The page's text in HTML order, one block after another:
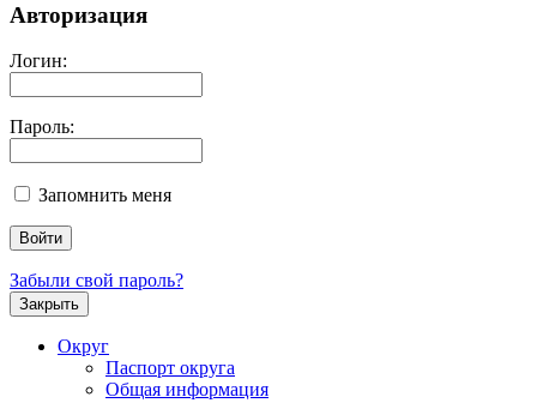
Авторизация
Логин:
Пароль:
Запомнить меня
Забыли свой пароль?
Закрыть
Округ
Паспорт округа
Общая информация